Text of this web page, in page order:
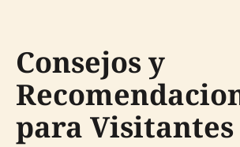
Consejos y
para Visitantes